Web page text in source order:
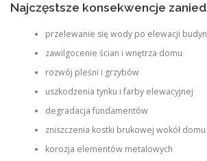
Najczęstsze konsekwencje
przelewanie się wody po elewacji
zawilgocenie ścian i wnętrza domu
rozwój pleśni i grzybów
uszkodzenia tynku i farby elewacyjnej
degradacja fundamentów
zniszczenia kostki brukowej wokół domu
korozja elementów metalowych